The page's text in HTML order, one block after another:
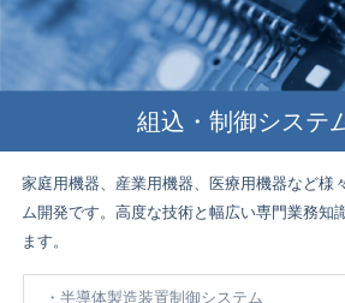
組込・制御システ
家庭用機器、産業用機器、医療用機器など様
ム開発です。高度な技術と幅広い専門業務知
ます。
半導体製造装置制御システム